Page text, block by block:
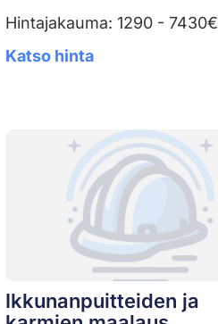
Hintajakauma: 1290 - 7430€
Katso hinta
Ikkunanpuitteiden ja